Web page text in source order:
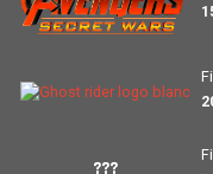
???